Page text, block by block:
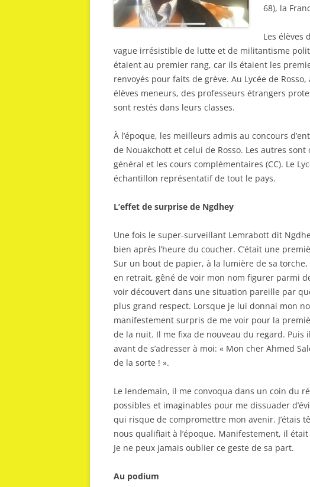
68), la
Les élèves
vague irrésistible de lutte et de militantisme
étaient au premier rang, car ils étaient les
renvoyés pour faits de grève. Au Lycée de
élèves meneurs, des professeurs étrangers
sont restés dans leurs classes.
À l’époque, les meilleurs admis au concours
de Nouakchott et celui de Rosso. Les autres
général et les cours complémentaires (CC). Le
échantillon représentatif de tout le pays.
L’effet de surprise de Ngdhey
Une fois le super-surveillant Lemrabott dit
bien après l’heure du coucher. C’était une
Sur un bout de papier, à la lumière de sa torche,
en retrait, gêné de voir mon nom figurer parmi
voir découvert dans une situation pareille par
plus grand respect. Lorsque je lui donnai mon
manifestement surpris de me voir pour la
de la nuit. Il me fixa de nouveau du regard.
avant de s’adresser à moi: « Mon cher Ahmed
de la sorte ! ».
Le lendemain, il me convoqua dans un coin du
possibles et imaginables pour me dissuader
qui risque de compromettre mon avenir. J’étais
nous qualifiait à l’époque. Manifestement, il
Je ne peux jamais oublier ce geste de sa part.
Au podium